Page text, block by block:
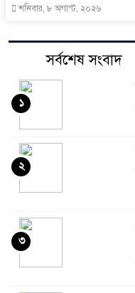
শনিবার, ৮ অগাস্ট, ২০২৬
সর্বশেষ সংবাদ
১
২
৩